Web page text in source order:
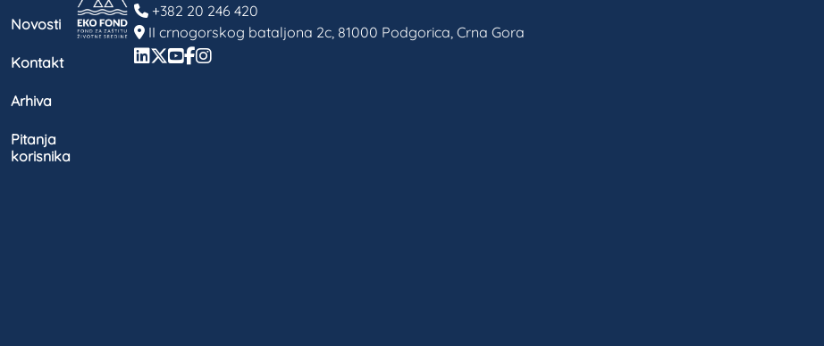
Novosti
Kontakt
Arhiva
Pitanja
korisnika
+382 20 246 420
II crnogorskog bataljona 2c, 81000 Podgorica, Crna Gora